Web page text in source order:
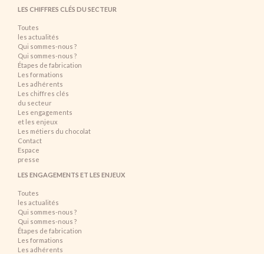
LES CHIFFRES CLÉS DU SECTEUR
Toutes
les actualités
Qui sommes-nous ?
Qui sommes-nous ?
Étapes de fabrication
Les formations
Les adhérents
Les chiffres clés
du secteur
Les engagements
et les enjeux
Les métiers du chocolat
Contact
Espace
presse
LES ENGAGEMENTS ET LES ENJEUX
Toutes
les actualités
Qui sommes-nous ?
Qui sommes-nous ?
Étapes de fabrication
Les formations
Les adhérents